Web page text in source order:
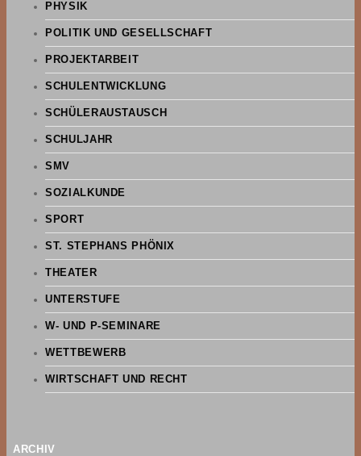
PHYSIK
POLITIK UND GESELLSCHAFT
PROJEKTARBEIT
SCHULENTWICKLUNG
SCHÜLERAUSTAUSCH
SCHULJAHR
SMV
SOZIALKUNDE
SPORT
ST. STEPHANS PHÖNIX
THEATER
UNTERSTUFE
W- UND P-SEMINARE
WETTBEWERB
WIRTSCHAFT UND RECHT
ARCHIV